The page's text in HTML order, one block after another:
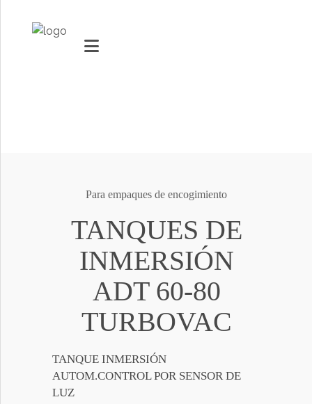
artículos
Para empaques de encogimiento
TANQUES DE
INMERSIÓN
ADT 60-80
TURBOVAC
TANQUE INMERSIÓN
AUTOM.CONTROL POR SENSOR DE
LUZ
Youtube
Social Share